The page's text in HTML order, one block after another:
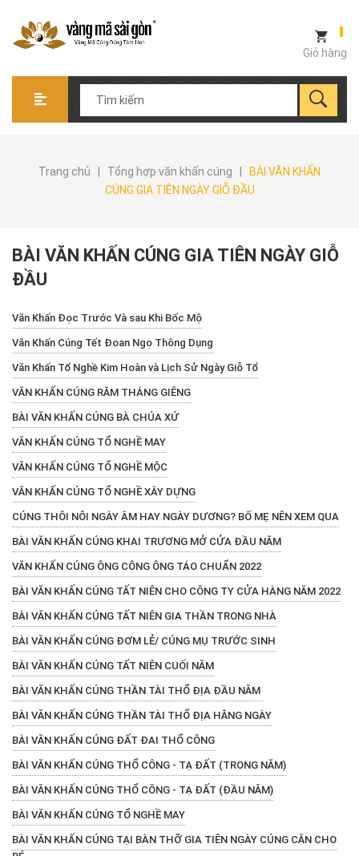
Giỏ hàng
Trang chủ Tổng hợp văn khấn cúng
BÀI VĂN KHẤN
CÚNG GIA TIÊN NGÀY GIỖ ĐẦU
BÀI VĂN KHẤN CÚNG GIA TIÊN NGÀY GIỖ
ĐẦU
Văn Khấn Đọc Trước Và sau Khi Bốc Mộ
Văn Khấn Cúng Tết Đoan Ngọ Thông Dụng
Văn Khấn Tổ Nghề Kim Hoàn và Lịch Sử Ngày Giỗ Tổ
VĂN KHẤN CÚNG RẰM THÁNG GIÊNG
BÀI VĂN KHẤN CÚNG BÀ CHÚA XỨ
VĂN KHẤN CÚNG TỔ NGHỀ MAY
VĂN KHẤN CÚNG TỔ NGHỀ MỘC
VĂN KHẤN CÚNG TỔ NGHỀ XÂY DỰNG
CÚNG THÔI NÔI NGÀY ÂM HAY NGÀY DƯƠNG? BỐ MẸ NÊN XEM QUA
BÀI VĂN KHẤN CÚNG KHAI TRƯƠNG MỞ CỬA ĐẦU NĂM
VĂN KHẤN CÚNG ÔNG CÔNG ÔNG TÁO CHUẨN 2022
BÀI VĂN KHẤN CÚNG TẤT NIÊN CHO CÔNG TY CỬA HÀNG NĂM 2022
BÀI VĂN KHẤN CÚNG TẤT NIÊN GIA THẦN TRONG NHÀ
BÀI VĂN KHẤN CÚNG ĐƠM LẺ/ CÚNG MỤ TRƯỚC SINH
BÀI VĂN KHẤN CÚNG TẤT NIÊN CUỐI NĂM
BÀI VĂN KHẤN CÚNG THẦN TÀI THỔ ĐỊA ĐẦU NĂM
BÀI VĂN KHẤN CÚNG THẦN TÀI THỔ ĐỊA HẰNG NGÀY
BÀI VĂN KHẤN CÚNG ĐẤT ĐAI THỔ CÔNG
BÀI VĂN KHẤN CÚNG THỔ CÔNG - TẠ ĐẤT (TRONG NĂM)
BÀI VĂN KHẤN CÚNG THỔ CÔNG - TẠ ĐẤT (ĐẦU NĂM)
BÀI VĂN KHẤN CÚNG TỔ NGHỀ MAY
BÀI VĂN KHẤN CÚNG TẠI BÀN THỠ GIA TIÊN NGÀY CÚNG CĂN CHO